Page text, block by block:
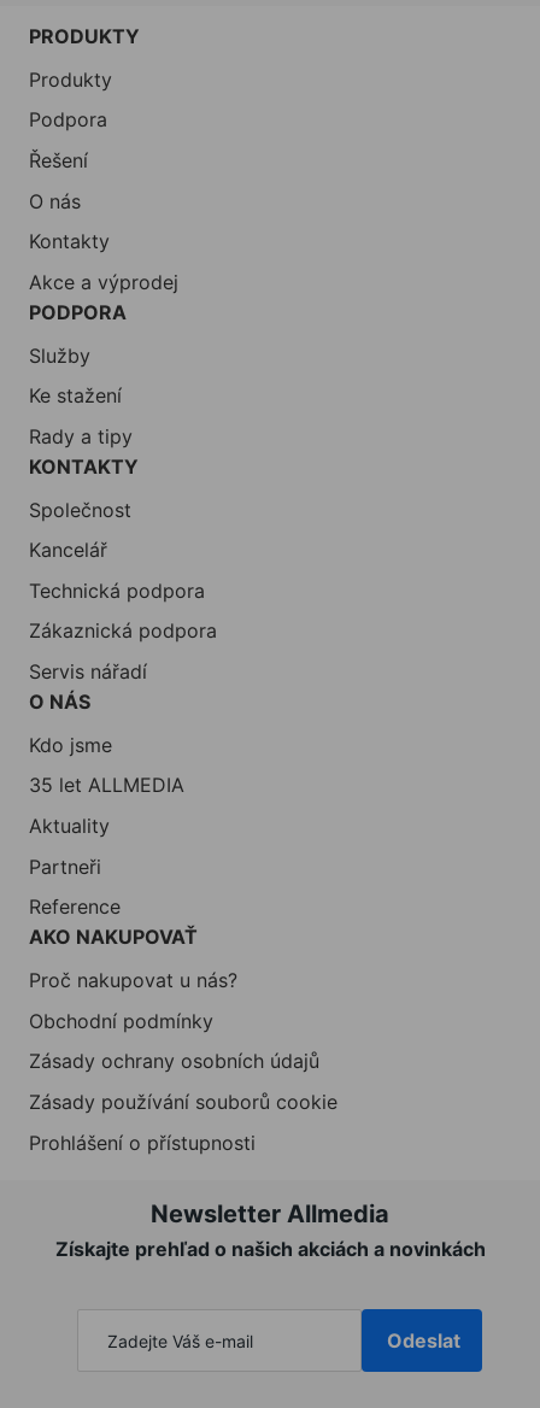
PRODUKTY
Produkty
Podpora
Řešení
O nás
Kontakty
Akce a výprodej
PODPORA
Služby
Ke stažení
Rady a tipy
KONTAKTY
Společnost
Kancelář
Technická podpora
Zákaznická podpora
Servis nářadí
O NÁS
Kdo jsme
35 let ALLMEDIA
Aktuality
Partneři
Reference
AKO NAKUPOVAŤ
Proč nakupovat u nás?
Obchodní podmínky
Zásady ochrany osobních údajů
Zásady používání souborů cookie
Prohlášení o přístupnosti
Newsletter Allmedia
Získajte prehľad o našich akciách a novinkách
Odeslat